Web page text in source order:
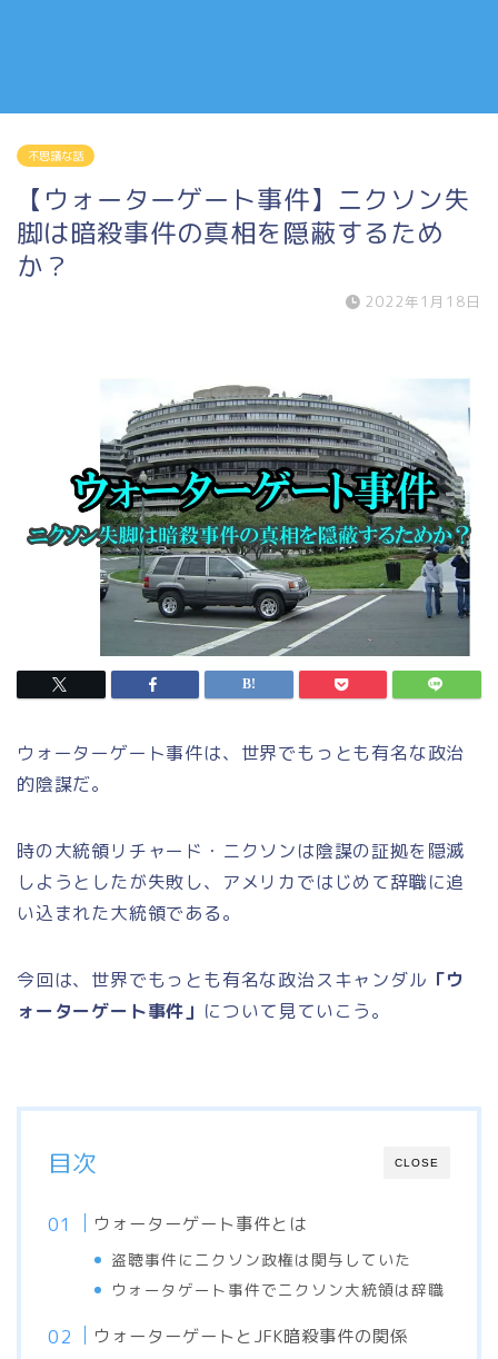
不思議な話
【ウォーターゲート事件】ニクソン失
脚は暗殺事件の真相を隠蔽するため
か？
2022年1月18日
ウォーターゲート事件は、世界でもっとも有名な政治
的陰謀だ。
時の大統領リチャード・ニクソンは陰謀の証拠を隠滅
しようとしたが失敗し、アメリカではじめて辞職に追
い込まれた大統領である。
今回は、世界でもっとも有名な政治スキャンダル 「ウ
ォーターゲート事件」 について見ていこう。
CLOSE
目次
ウォーターゲート事件とは
盗聴事件にニクソン政権は関与していた
ウォータゲート事件でニクソン大統領は辞職
ウォーターゲートとJFK暗殺事件の関係